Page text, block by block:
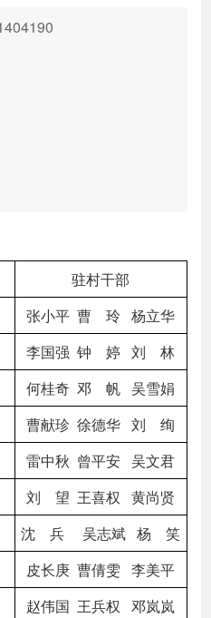
驻村干部
张小平 曹 玲 杨立华
李国强 钟 婷 刘 林
何桂奇 邓 帆 吴雪娟
曹献珍 徐德华 刘 绚
雷中秋 曾平安 吴文君
刘 望 王喜权 黄尚贤
沈 兵 吴志斌 杨 笑
皮长庚 曹倩雯 李美平
赵伟国 王兵权 邓岚岚